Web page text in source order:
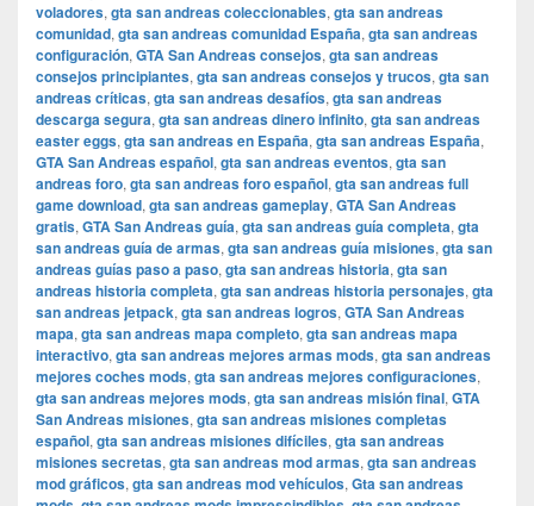
voladores, gta san andreas coleccionables, gta san andreas
comunidad, gta san andreas comunidad España, gta san andreas
configuración, GTA San Andreas consejos, gta san andreas
consejos principiantes, gta san andreas consejos y trucos, gta san
andreas críticas, gta san andreas desafíos, gta san andreas
descarga segura, gta san andreas dinero infinito, gta san andreas
easter eggs, gta san andreas en España, gta san andreas España,
GTA San Andreas español, gta san andreas eventos, gta san
andreas foro, gta san andreas foro español, gta san andreas full
game download, gta san andreas gameplay, GTA San Andreas
gratis, GTA San Andreas guía, gta san andreas guía completa, gta
san andreas guía de armas, gta san andreas guía misiones, gta san
andreas guías paso a paso, gta san andreas historia, gta san
andreas historia completa, gta san andreas historia personajes, gta
san andreas jetpack, gta san andreas logros, GTA San Andreas
mapa, gta san andreas mapa completo, gta san andreas mapa
interactivo, gta san andreas mejores armas mods, gta san andreas
mejores coches mods, gta san andreas mejores configuraciones,
gta san andreas mejores mods, gta san andreas misión final, GTA
San Andreas misiones, gta san andreas misiones completas
español, gta san andreas misiones difíciles, gta san andreas
misiones secretas, gta san andreas mod armas, gta san andreas
mod gráficos, gta san andreas mod vehículos, Gta san andreas